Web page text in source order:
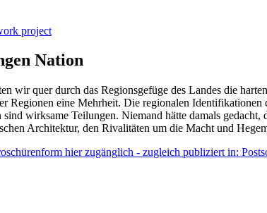
project
Nation
wir quer durch das Regionsgefüge des Landes die
Regionen eine Mehrheit. Die regionalen
wirksame Teilungen. Niemand hätte damals
Architektur, den Rivalitäten um die Macht und
hier zugänglich - zugleich publiziert in: